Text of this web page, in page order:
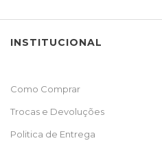
INSTITUCIONAL
Como Comprar
Trocas e Devoluções
Politica de Entrega